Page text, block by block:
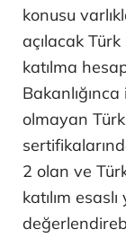
konusu
açılacak
katılma
olmayan
2 olan ve
katılım